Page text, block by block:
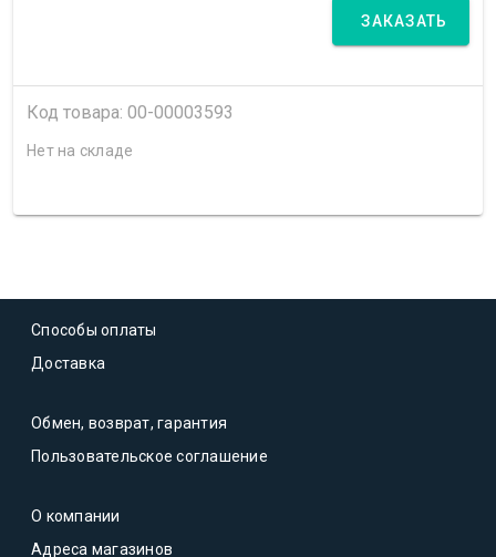
ЗАКАЗАТЬ
Код товара: 00-00003593
Нет на складе
Способы оплаты
Доставка
Обмен, возврат, гарантия
Пользовательское соглашение
О компании
Адреса магазинов